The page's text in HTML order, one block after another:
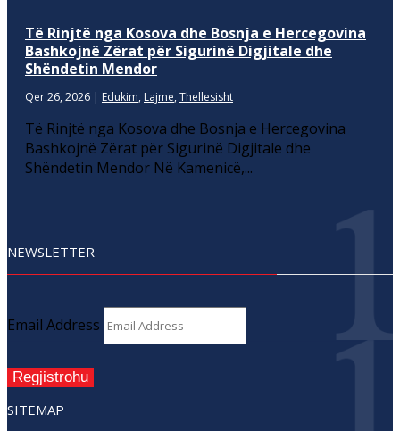
Të Rinjtë nga Kosova dhe Bosnja e Hercegovina
Bashkojnë Zërat për Sigurinë Digjitale dhe
Shëndetin Mendor
Qer 26, 2026 | Edukim, Lajme, Thellesisht
Të Rinjtë nga Kosova dhe Bosnja e Hercegovina
Bashkojnë Zërat për Sigurinë Digjitale dhe
Shëndetin Mendor Në Kamenicë,...
NEWSLETTER
Email Address
Regjistrohu
SITEMAP